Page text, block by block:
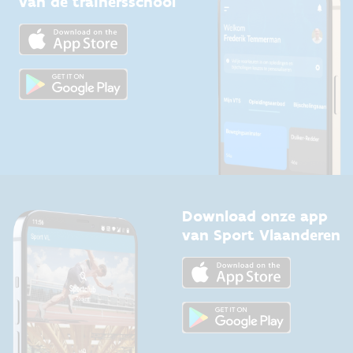
Trainers en begeleiders
Topsporters
Downloads
Voor de pers
Download onze app
van Sport Vlaanderen